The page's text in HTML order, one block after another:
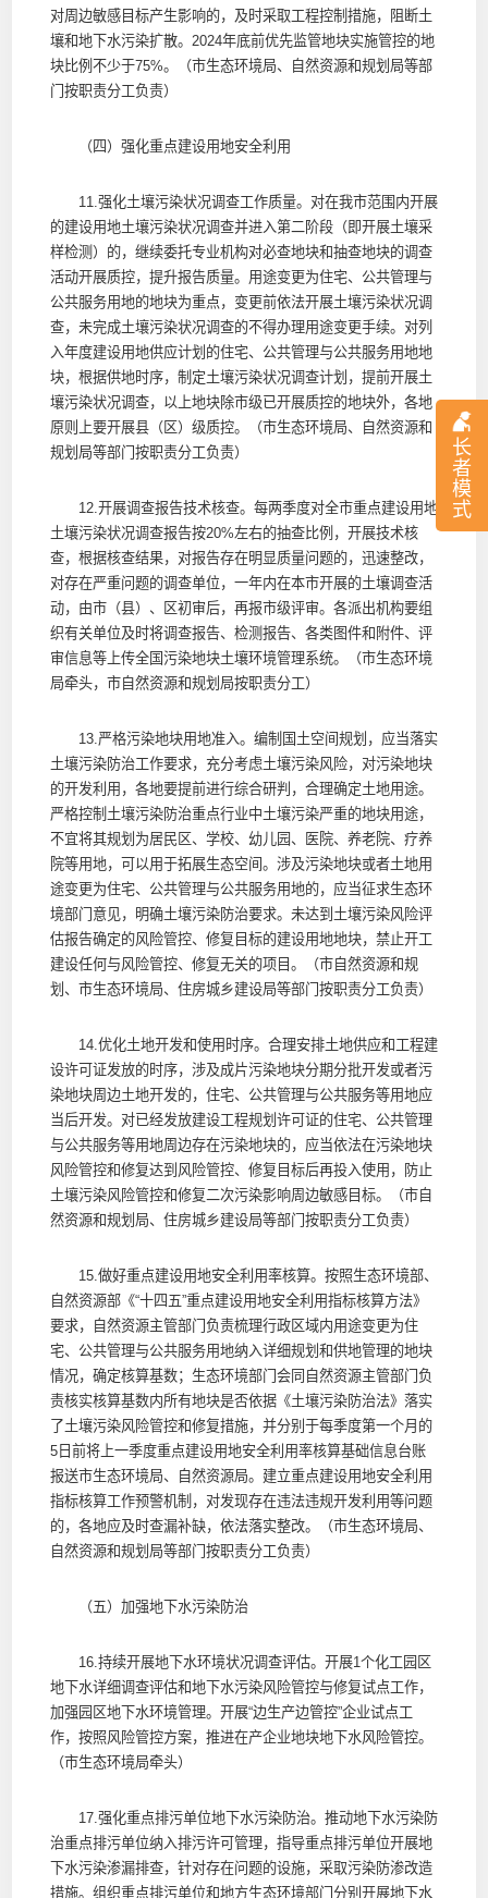
长
者
模
式
对周边敏感目标产生影响的，及时采取工程控制措施，阻断土
壤和地下水污染扩散。2024年底前优先监管地块实施管控的地
块比例不少于75%。（市生态环境局、自然资源和规划局等部
门按职责分工负责）
（四）强化重点建设用地安全利用
11.强化土壤污染状况调查工作质量。对在我市范围内开展
的建设用地土壤污染状况调查并进入第二阶段（即开展土壤采
样检测）的，继续委托专业机构对必查地块和抽查地块的调查
活动开展质控，提升报告质量。用途变更为住宅、公共管理与
公共服务用地的地块为重点，变更前依法开展土壤污染状况调
查，未完成土壤污染状况调查的不得办理用途变更手续。对列
入年度建设用地供应计划的住宅、公共管理与公共服务用地地
块，根据供地时序，制定土壤污染状况调查计划，提前开展土
壤污染状况调查，以上地块除市级已开展质控的地块外，各地
原则上要开展县（区）级质控。（市生态环境局、自然资源和
规划局等部门按职责分工负责）
12.开展调查报告技术核查。每两季度对全市重点建设用地
土壤污染状况调查报告按20%左右的抽查比例，开展技术核
查，根据核查结果，对报告存在明显质量问题的，迅速整改，
对存在严重问题的调查单位，一年内在本市开展的土壤调查活
动，由市（县）、区初审后，再报市级评审。各派出机构要组
织有关单位及时将调查报告、检测报告、各类图件和附件、评
审信息等上传全国污染地块土壤环境管理系统。（市生态环境
局牵头，市自然资源和规划局按职责分工）
13.严格污染地块用地准入。编制国土空间规划，应当落实
土壤污染防治工作要求，充分考虑土壤污染风险，对污染地块
的开发利用，各地要提前进行综合研判，合理确定土地用途。
严格控制土壤污染防治重点行业中土壤污染严重的地块用途，
不宜将其规划为居民区、学校、幼儿园、医院、养老院、疗养
院等用地，可以用于拓展生态空间。涉及污染地块或者土地用
途变更为住宅、公共管理与公共服务用地的，应当征求生态环
境部门意见，明确土壤污染防治要求。未达到土壤污染风险评
估报告确定的风险管控、修复目标的建设用地地块，禁止开工
建设任何与风险管控、修复无关的项目。（市自然资源和规
划、市生态环境局、住房城乡建设局等部门按职责分工负责）
14.优化土地开发和使用时序。合理安排土地供应和工程建
设许可证发放的时序，涉及成片污染地块分期分批开发或者污
染地块周边土地开发的，住宅、公共管理与公共服务等用地应
当后开发。对已经发放建设工程规划许可证的住宅、公共管理
与公共服务等用地周边存在污染地块的，应当依法在污染地块
风险管控和修复达到风险管控、修复目标后再投入使用，防止
土壤污染风险管控和修复二次污染影响周边敏感目标。（市自
然资源和规划局、住房城乡建设局等部门按职责分工负责）
15.做好重点建设用地安全利用率核算。按照生态环境部、
自然资源部《“十四五”重点建设用地安全利用指标核算方法》
要求，自然资源主管部门负责梳理行政区域内用途变更为住
宅、公共管理与公共服务用地纳入详细规划和供地管理的地块
情况，确定核算基数；生态环境部门会同自然资源主管部门负
责核实核算基数内所有地块是否依据《土壤污染防治法》落实
了土壤污染风险管控和修复措施，并分别于每季度第一个月的
5日前将上一季度重点建设用地安全利用率核算基础信息台账
报送市生态环境局、自然资源局。建立重点建设用地安全利用
指标核算工作预警机制，对发现存在违法违规开发利用等问题
的，各地应及时查漏补缺，依法落实整改。（市生态环境局、
自然资源和规划局等部门按职责分工负责）
（五）加强地下水污染防治
16.持续开展地下水环境状况调查评估。开展1个化工园区
地下水详细调查评估和地下水污染风险管控与修复试点工作，
加强园区地下水环境管理。开展“边生产边管控”企业试点工
作，按照风险管控方案，推进在产企业地块地下水风险管控。
（市生态环境局牵头）
17.强化重点排污单位地下水污染防治。推动地下水污染防
治重点排污单位纳入排污许可管理，指导重点排污单位开展地
下水污染渗漏排查，针对存在问题的设施，采取污染防渗改造
措施。组织重点排污单位和地方生态环境部门分别开展地下水